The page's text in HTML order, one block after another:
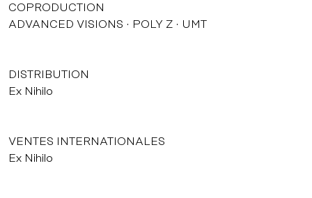
COPRODUCTION
ADVANCED VISIONS
POLY Z UMT
DISTRIBUTION
Ex Nihilo
VENTES INTERNATIONALES
Ex Nihilo